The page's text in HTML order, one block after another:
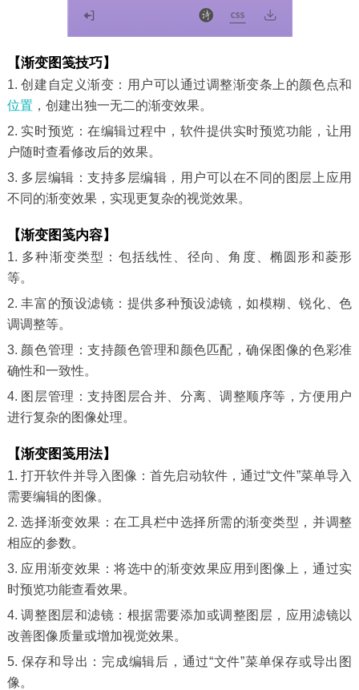
【渐变图笺技巧】
1. 创建自定义渐变：用户可以通过调整渐变条上的颜色点和
位置 ，创建出独一无二的渐变效果。
2. 实时预览：在编辑过程中，软件提供实时预览功能，让用
户随时查看修改后的效果。
3. 多层编辑：支持多层编辑，用户可以在不同的图层上应用
不同的渐变效果，实现更复杂的视觉效果。
【渐变图笺内容】
1. 多种渐变类型：包括线性、径向、角度、椭圆形和菱形
等。
2. 丰富的预设滤镜：提供多种预设滤镜，如模糊、锐化、色
调调整等。
3. 颜色管理：支持颜色管理和颜色匹配，确保图像的色彩准
确性和一致性。
4. 图层管理：支持图层合并、分离、调整顺序等，方便用户
进行复杂的图像处理。
【渐变图笺用法】
1. 打开软件并导入图像：首先启动软件，通过“文件”菜单导入
需要编辑的图像。
2. 选择渐变效果：在工具栏中选择所需的渐变类型，并调整
相应的参数。
3. 应用渐变效果：将选中的渐变效果应用到图像上，通过实
时预览功能查看效果。
4. 调整图层和滤镜：根据需要添加或调整图层，应用滤镜以
改善图像质量或增加视觉效果。
5. 保存和导出：完成编辑后，通过“文件”菜单保存或导出图
像。